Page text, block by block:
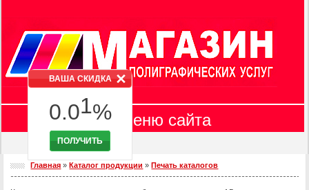
Меню сайта
Главная
Главная »Каталог продукции »Печать каталогов
ВАША СКИДКА
8
9
0.
8
9
0
0
1
2
3
4
%
ПОЛУЧИТЬ